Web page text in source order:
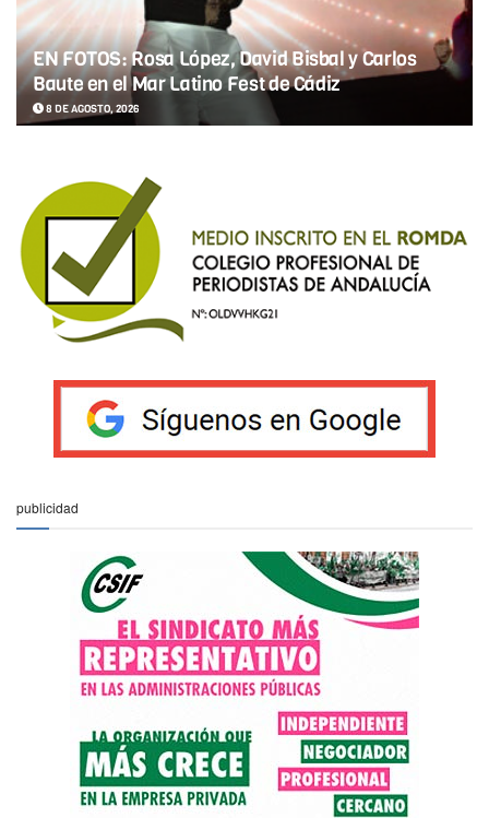
EN FOTOS: Rosa López, David Bisbal y Carlos
Baute en el Mar Latino Fest de Cádiz
8 DE AGOSTO, 2026
publicidad